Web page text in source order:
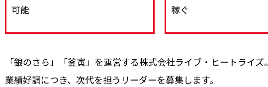
可能
稼ぐ
「銀のさら」「釜寅」を運営する株式会社ライブ・ヒートライズ。
業績好調につき、次代を担うリーダーを募集します。